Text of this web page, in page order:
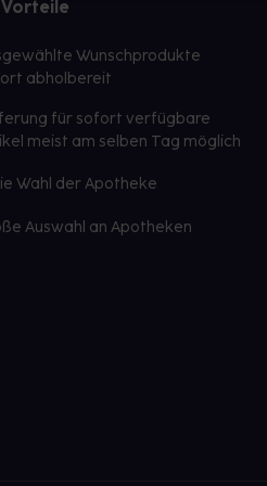
Wunschprodukte
abholbereit
für sofort verfügbare
meist am selben Tag möglich
Wahl der Apotheke
Auswahl an Apotheken